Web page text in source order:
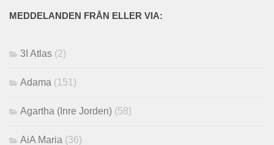
MEDDELANDEN FRÅN ELLER VIA:
3I Atlas (2)
Adama (151)
Agartha (Inre Jorden) (58)
AiA Maria (36)